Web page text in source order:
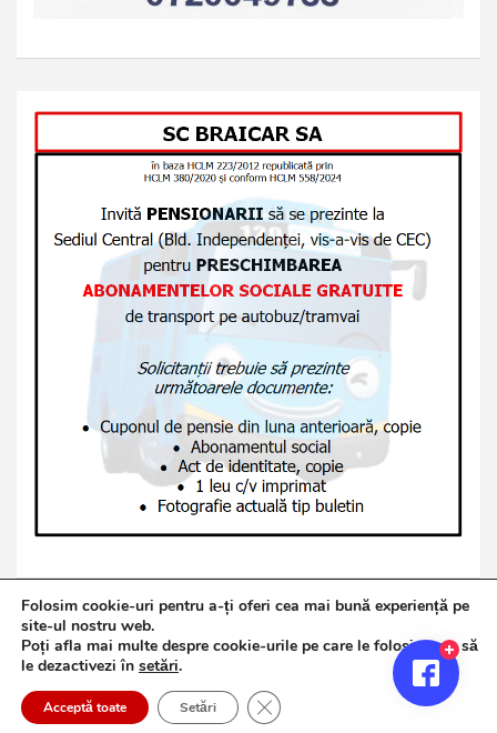
Copyright © 2026Jurnalul de Brăila
Politică de confidențialitate
Theme Horse
Proudly Powered by:WordPress
Folosim cookie-uri pentru a-ți oferi cea mai bună experiență pe
site-ul nostru web.
Poți afla mai multe despre cookie-urile pe care le folosim sau să
le dezactivezi în setări.
Acceptă toate Setări Close GDPR Cookie Banner